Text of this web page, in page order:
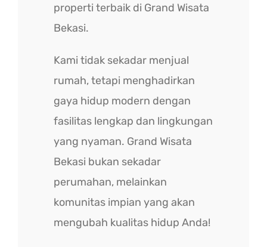
properti terbaik di Grand Wisata
Bekasi.
Kami tidak sekadar menjual
rumah, tetapi menghadirkan
gaya hidup modern dengan
fasilitas lengkap dan lingkungan
yang nyaman. Grand Wisata
Bekasi bukan sekadar
perumahan, melainkan
komunitas impian yang akan
mengubah kualitas hidup Anda!